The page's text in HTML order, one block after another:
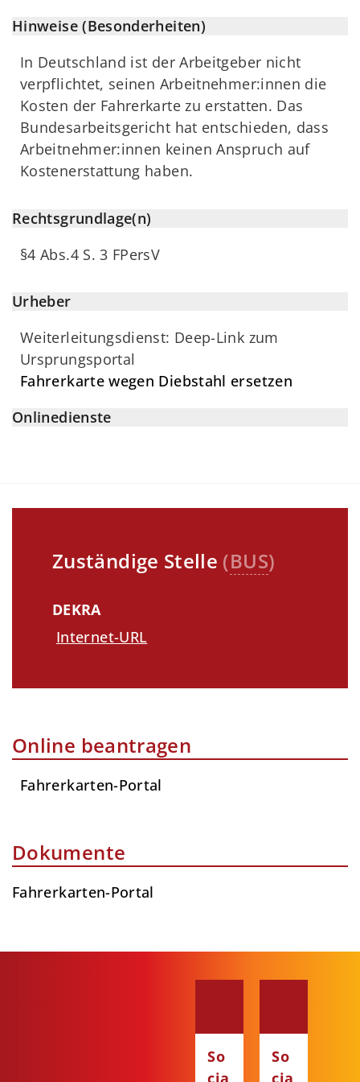
Hinweise (Besonderheiten)
In Deutschland ist der Arbeitgeber nicht
verpflichtet, seinen Arbeitnehmer:innen die
Kosten der Fahrerkarte zu erstatten. Das
Bundesarbeitsgericht hat entschieden, dass
Arbeitnehmer:innen keinen Anspruch auf
Kostenerstattung haben.
Rechtsgrundlage(n)
§4 Abs.4 S. 3 FPersV
Urheber
Weiterleitungsdienst: Deep-Link zum
Ursprungsportal
Fahrerkarte wegen Diebstahl ersetzen
Onlinedienste
Zuständige Stelle (BUS)
DEKRA
Internet-URL
Online beantragen
Fahrerkarten-Portal
Dokumente
Fahrerkarten-Portal
So
So